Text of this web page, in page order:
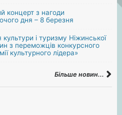
концерт з нагоди
дня – 8 березня
культури і туризму Ніжинської
з переможців конкурсного
культурного лідера»
Більше новин...